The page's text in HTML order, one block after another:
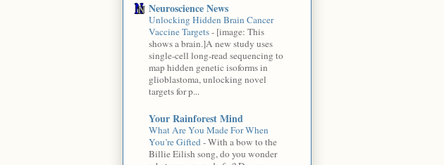
Neuroscience News
Unlocking Hidden Brain Cancer
Vaccine Targets- [image: This
shows a brain.]A new study uses
single-cell long-read sequencing to
map hidden genetic isoforms in
glioblastoma, unlocking novel
targets for p...
Your Rainforest Mind
What Are You Made For When
You’re Gifted-With a bow to the
Billie Eilish song, do you wonder